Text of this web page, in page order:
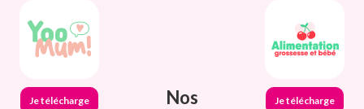
Je télécharge
Nos
Je télécharge